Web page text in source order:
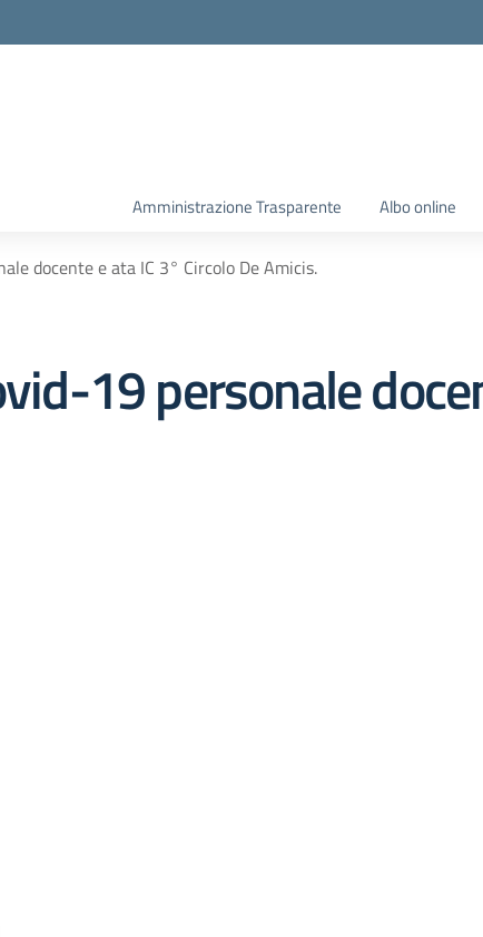
Amministrazione Trasparente Albo online
docente e ata IC 3° Circolo De Amicis.
19 personale